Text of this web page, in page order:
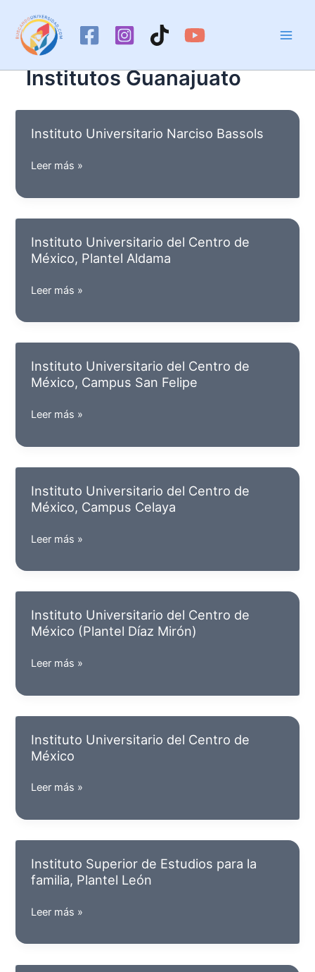
contenido
Institutos Guanajuato
Instituto Universitario Narciso Bassols
Instituto
Narciso
Bassols
Leer más »
Instituto Universitario del Centro de
México, Plantel Aldama
Instituto
del
Centro
México,
Plantel
Aldama
Leer más »
Instituto Universitario del Centro de
México, Campus San Felipe
Instituto
del
Centro
México,
Campus
San
Leer más »
Instituto Universitario del Centro de
México, Campus Celaya
Instituto
del
Centro
México,
Campus
Celaya
Leer más »
Instituto Universitario del Centro de
México (Plantel Díaz Mirón)
Instituto
del
Centro
México
(Plantel
Díaz
Leer más »
Instituto Universitario del Centro de
México
Instituto
del
Centro
México
Leer más »
Instituto Superior de Estudios para la
familia, Plantel León
Instituto
de
Estudios
Leer más »